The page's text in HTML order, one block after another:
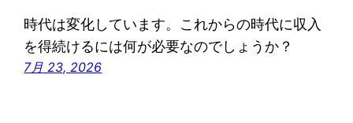
時代は変化しています。これからの時代に収入
を得続けるには何が必要なのでしょうか？
7月 23, 2026